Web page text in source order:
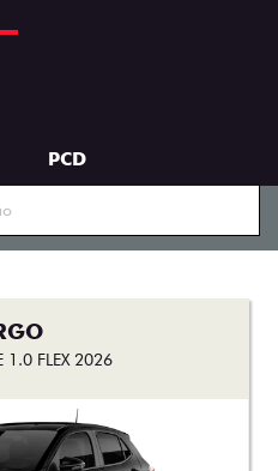
PCD
1.0 FLEX 2026